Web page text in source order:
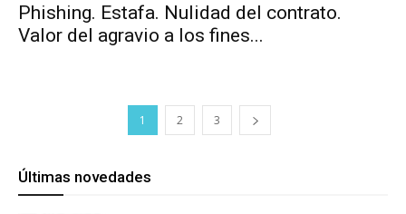
Phishing. Estafa. Nulidad del contrato.
Valor del agravio a los fines...
1 2 3
Últimas novedades